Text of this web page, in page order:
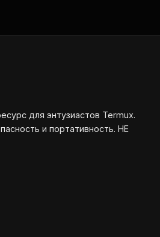
для энтузиастов Termux.
и портативность. НЕ